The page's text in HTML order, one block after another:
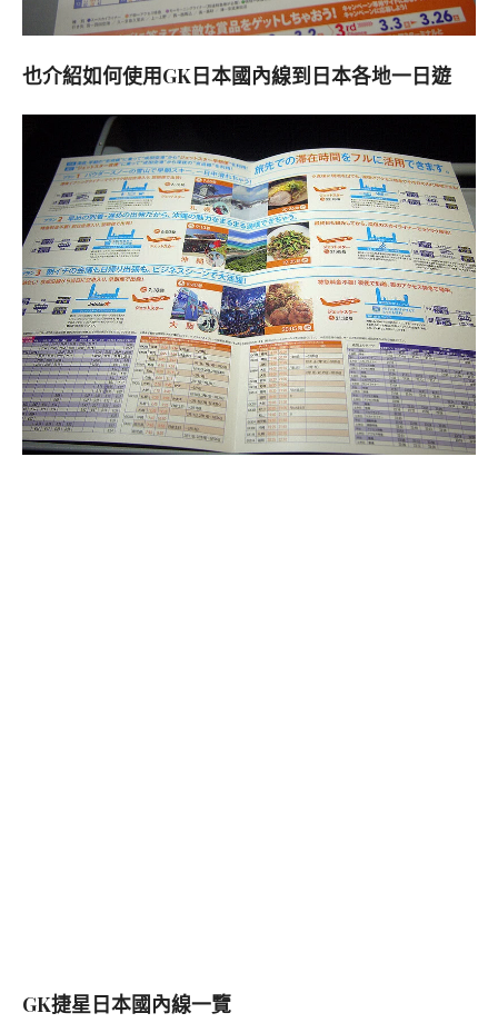
也介紹如何使用GK日本國內線到日本各地一日遊
GK捷星日本國內線一覽